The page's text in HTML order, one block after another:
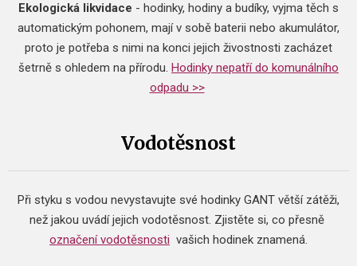
Ekologická likvidace - hodinky, hodiny a budíky, vyjma těch s
automatickým pohonem, mají v sobě baterii nebo akumulátor,
proto je potřeba s nimi na konci jejich živostnosti zacházet
šetrně s ohledem na přírodu. Hodinky nepatří do komunálního
odpadu >>
Vodotěsnost
Při styku s vodou nevystavujte své hodinky GANT větší zátěži,
než jakou uvádí jejich vodotěsnost. Zjistěte si, co přesně
označení vodotěsnosti vašich hodinek znamená.